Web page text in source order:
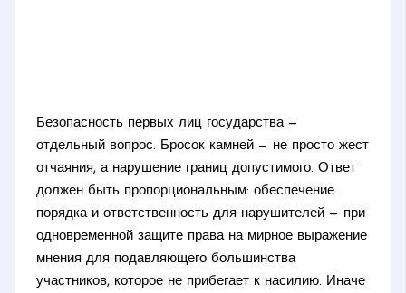
Безопасность первых лиц государства —
отдельный вопрос. Бросок камней — не просто жест
отчаяния, а нарушение границ допустимого. Ответ
должен быть пропорциональным: обеспечение
порядка и ответственность для нарушителей — при
одновременной защите права на мирное выражение
мнения для подавляющего большинства
участников, которое не прибегает к насилию. Иначе